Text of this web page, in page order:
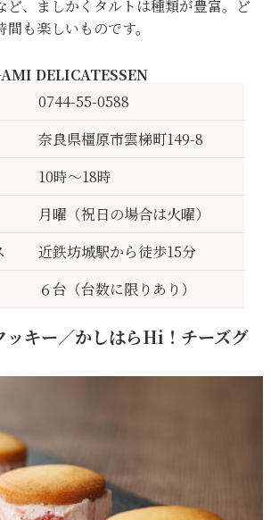
ど、ましかくタルトは種類が豊富。ど
も楽しいものです。
DELICATESSEN
0744-55-0588
奈良県橿原市雲梯町149-8
10時～18時
月曜（祝日の場合は火曜）
近鉄坊城駅から徒歩15分
６台（台数に限りあり）
ッキー／かしはらHi！チーズグ